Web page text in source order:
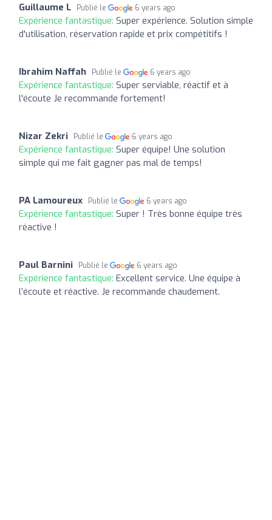
Guillaume L Publié le 6 years ago
Expérience fantastique: Super expérience. Solution simple
d'utilisation, réservation rapide et prix compétitifs !
Ibrahim Naffah Publié le 6 years ago
Expérience fantastique: Super serviable, réactif et à
l'écoute Je recommande fortement!
Nizar Zekri Publié le 6 years ago
Expérience fantastique: Super équipe! Une solution
simple qui me fait gagner pas mal de temps!
PA Lamoureux Publié le 6 years ago
Expérience fantastique: Super ! Très bonne équipe très
réactive !
Paul Barnini Publié le 6 years ago
Expérience fantastique: Excellent service. Une équipe à
l’écoute et réactive. Je recommande chaudement.